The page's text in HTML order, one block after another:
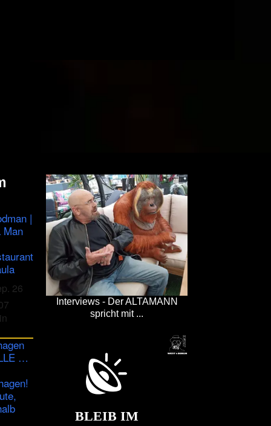
|
Man
26
…
Interviews - Der ALTAMANN
spricht mit ...
BLEIB IM